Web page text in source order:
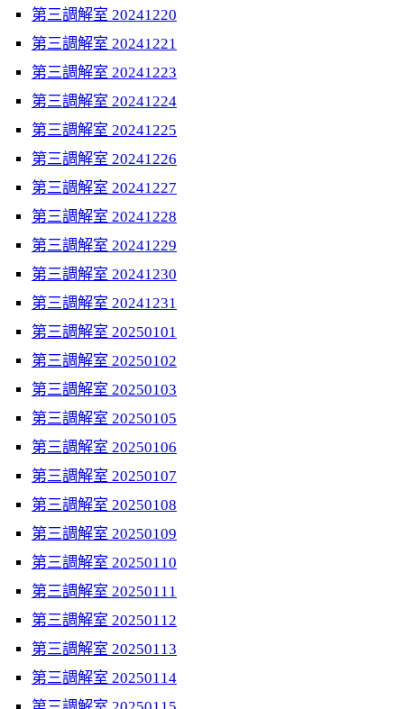
第三調解室 20241220
第三調解室 20241221
第三調解室 20241223
第三調解室 20241224
第三調解室 20241225
第三調解室 20241226
第三調解室 20241227
第三調解室 20241228
第三調解室 20241229
第三調解室 20241230
第三調解室 20241231
第三調解室 20250101
第三調解室 20250102
第三調解室 20250103
第三調解室 20250105
第三調解室 20250106
第三調解室 20250107
第三調解室 20250108
第三調解室 20250109
第三調解室 20250110
第三調解室 20250111
第三調解室 20250112
第三調解室 20250113
第三調解室 20250114